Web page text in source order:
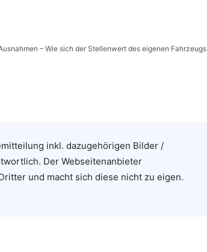
– Wie sich der Stellenwert des eigenen Fahrzeugs
inkl. dazugehörigen Bilder /
Der Webseitenanbieter
und macht sich diese nicht zu eigen.